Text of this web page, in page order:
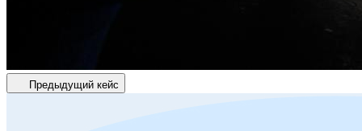
Предыдущий кейс